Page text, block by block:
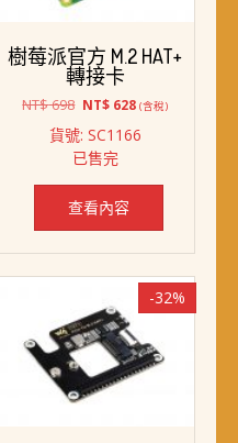
樹莓派官方 M.2 HAT+
轉接卡
NT$698 原
價
格：
NT$ 698。
NT$ 628目
價
NT$ 628。
(含稅)
貨號: SC1166
已售完
查看內容
-32%